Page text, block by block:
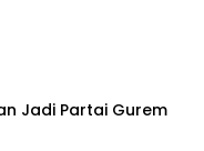
Jadi Partai Gurem